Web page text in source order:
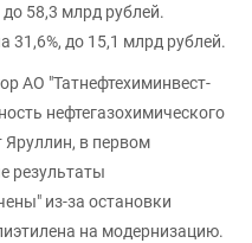
58,3 млрд рублей.
до 15,1 млрд рублей.
АО "Татнефтехиминвест-
нефтегазохимического
Яруллин, в первом
результаты
из-за остановки
на модернизацию.